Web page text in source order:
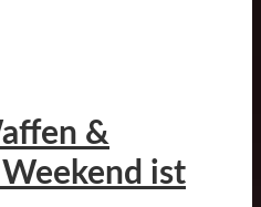
&
Weekend ist